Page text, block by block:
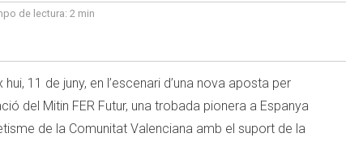
de lectura: 2 min
11 de juny, en l’escenari d’una nova aposta per
del Mitin FER Futur, una trobada pionera a Espanya
de la Comunitat Valenciana amb el suport de la